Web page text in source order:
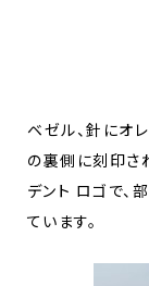
ベゼル、針にオ
の裏側に刻印さ
デント ロゴで
ています。